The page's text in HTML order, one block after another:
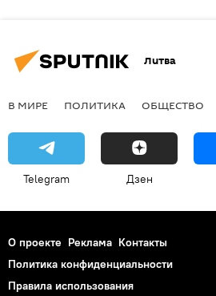
Литва
В МИРЕ ПОЛИТИКА ОБЩЕСТВО
Telegram Дзен
О проекте Реклама Контакты
Политика конфиденциальности
Правила использования